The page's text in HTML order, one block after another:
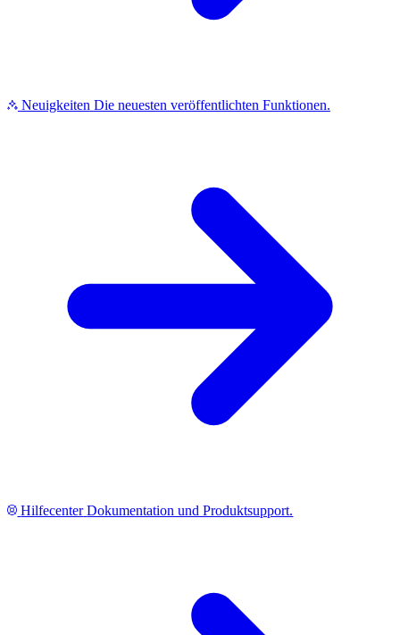
Neuigkeiten Die neuesten veröffentlichten Funktionen.
Hilfecenter Dokumentation und Produktsupport.